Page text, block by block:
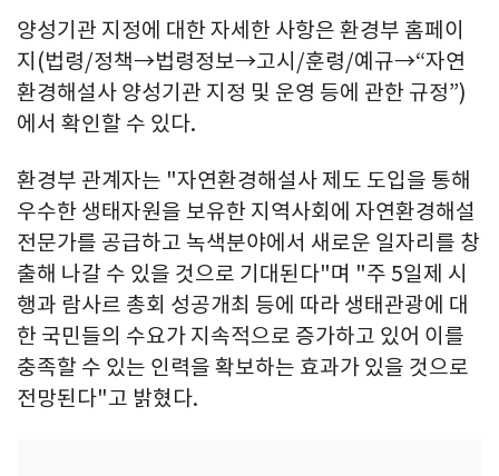
양성기관 지정에 대한 자세한 사항은 환경부 홈페이
지(법령/정책→법령정보→고시/훈령/예규→“자연
환경해설사 양성기관 지정 및 운영 등에 관한 규정”)
에서 확인할 수 있다.
환경부 관계자는 "자연환경해설사 제도 도입을 통해
우수한 생태자원을 보유한 지역사회에 자연환경해설
전문가를 공급하고 녹색분야에서 새로운 일자리를 창
출해 나갈 수 있을 것으로 기대된다"며 "주 5일제 시
행과 람사르 총회 성공개최 등에 따라 생태관광에 대
한 국민들의 수요가 지속적으로 증가하고 있어 이를
충족할 수 있는 인력을 확보하는 효과가 있을 것으로
전망된다"고 밝혔다.